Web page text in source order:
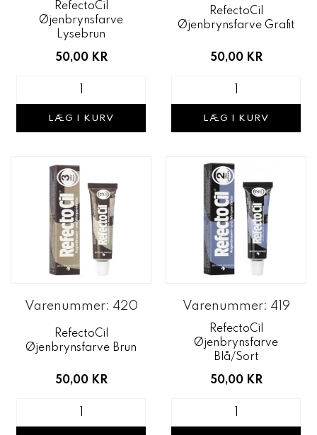
RefectoCil
Øjenbrynsfarve
Lysebrun
50,00 KR
LÆG I KURV
RefectoCil
Øjenbrynsfarve Grafit
50,00 KR
LÆG I KURV
Varenummer: 420
RefectoCil
Øjenbrynsfarve Brun
50,00 KR
Varenummer: 419
RefectoCil
Øjenbrynsfarve
Blå/Sort
50,00 KR